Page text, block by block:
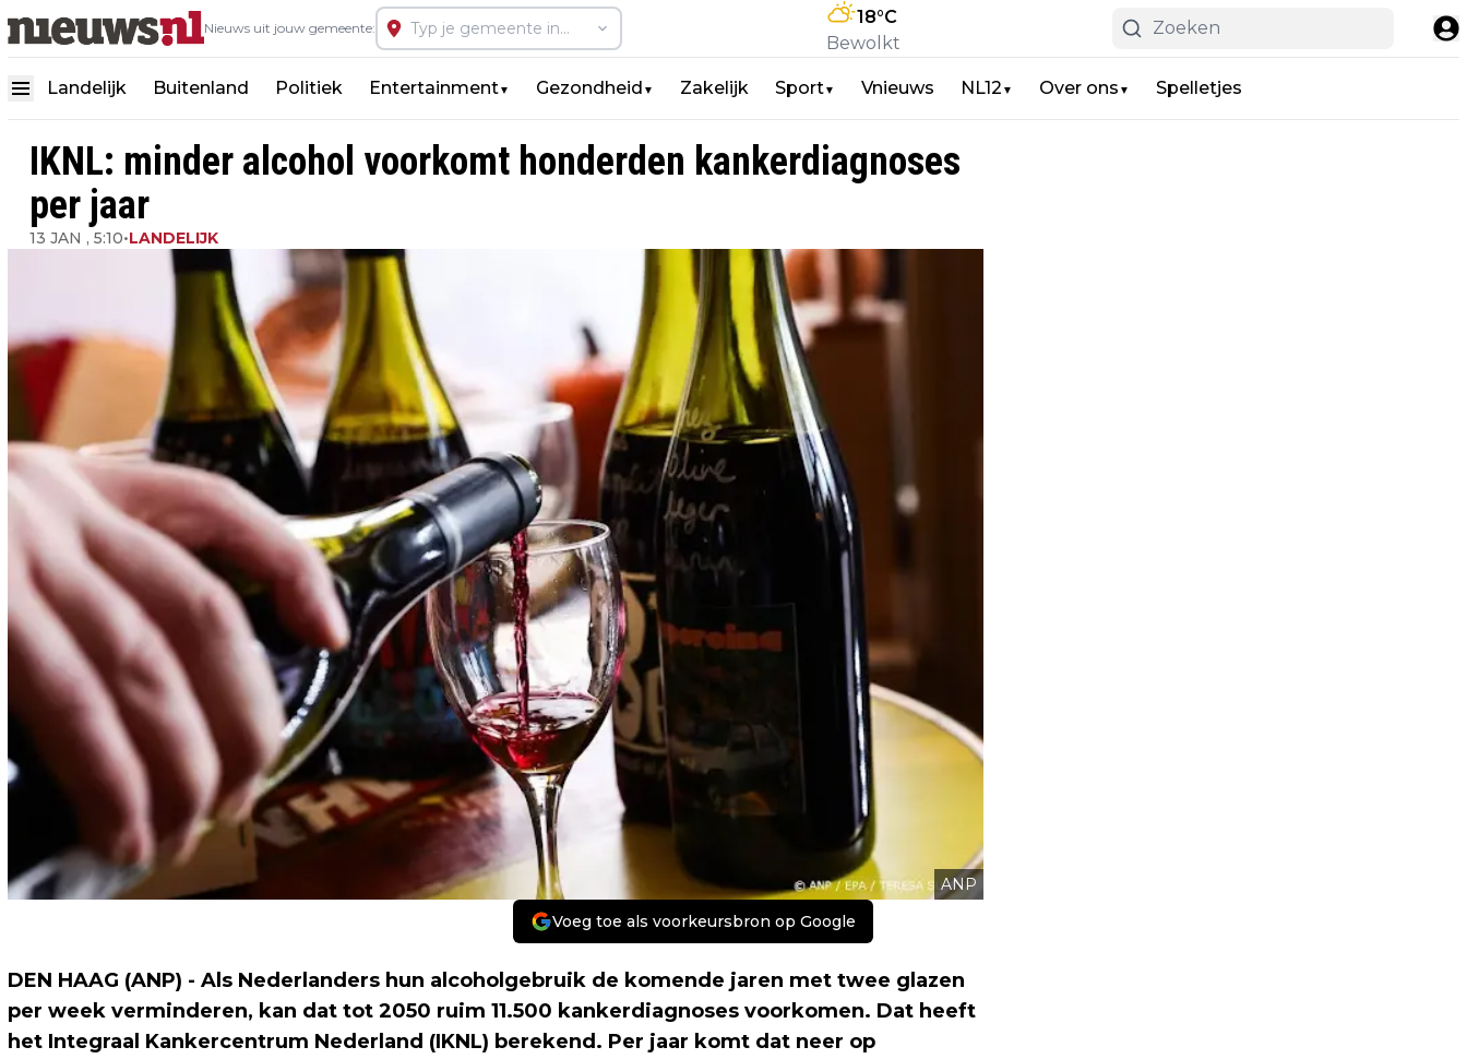
Nieuws uit jouw gemeente:
18°C
Bewolkt
Landelijk Buitenland Politiek Entertainment▼ Gezondheid ▼ Zakelijk Sport▼ Vnieuws NL12 ▼ Over ons ▼ Spelletjes
IKNL: minder alcohol voorkomt honderden kankerdiagnoses
per jaar
13 JAN , 5:10•LANDELIJK
ANP
Voeg toe als voorkeursbron op Google
DEN HAAG (ANP) - Als Nederlanders hun alcoholgebruik de komende jaren met twee glazen
per week verminderen, kan dat tot 2050 ruim 11.500 kankerdiagnoses voorkomen. Dat heeft
het Integraal Kankercentrum Nederland (IKNL) berekend. Per jaar komt dat neer op